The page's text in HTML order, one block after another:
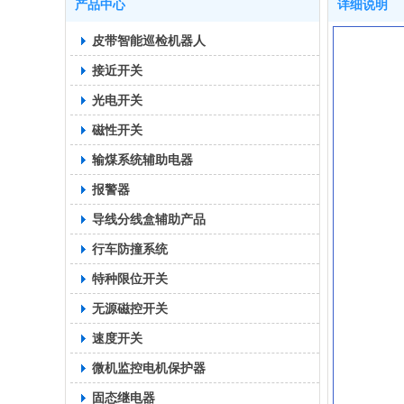
产品中心
皮带智能巡检机器人
接近开关
光电开关
磁性开关
输煤系统辅助电器
报警器
导线分线盒辅助产品
行车防撞系统
特种限位开关
无源磁控开关
速度开关
微机监控电机保护器
固态继电器
详细说明